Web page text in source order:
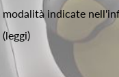
modalità indicate
(leggi)